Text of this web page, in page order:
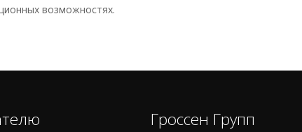
возможностях.
Гроссен Групп